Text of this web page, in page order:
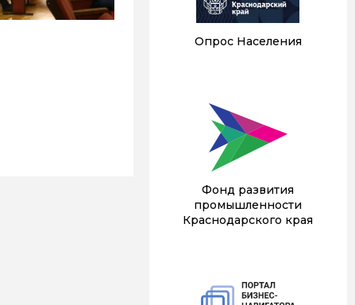
Опрос Населения
Фонд развития
промышленности
Краснодарского края